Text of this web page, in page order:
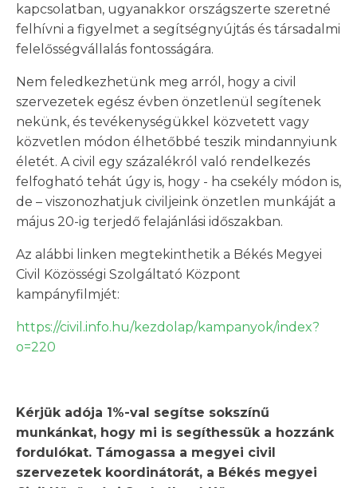
kapcsolatban, ugyanakkor országszerte szeretné
felhívni a figyelmet a segítségnyújtás és társadalmi
felelősségvállalás fontosságára.
Nem feledkezhetünk meg arról, hogy a civil
szervezetek egész évben önzetlenül segítenek
nekünk, és tevékenységükkel közvetett vagy
közvetlen módon élhetőbbé teszik mindannyiunk
életét. A civil egy százalékról való rendelkezés
felfogható tehát úgy is, hogy - ha csekély módon is,
de – viszonozhatjuk civiljeink önzetlen munkáját a
május 20-ig terjedő felajánlási időszakban.
Az alábbi linken megtekinthetik a Békés Megyei
Civil Közösségi Szolgáltató Központ
kampányfilmjét:
https://civil.info.hu/kezdolap/kampanyok/index?
o=220
Kérjük adója 1%-val segítse sokszínű
munkánkat, hogy mi is segíthessük a hozzánk
fordulókat. Támogassa a megyei civil
szervezetek koordinátorát, a Békés megyei